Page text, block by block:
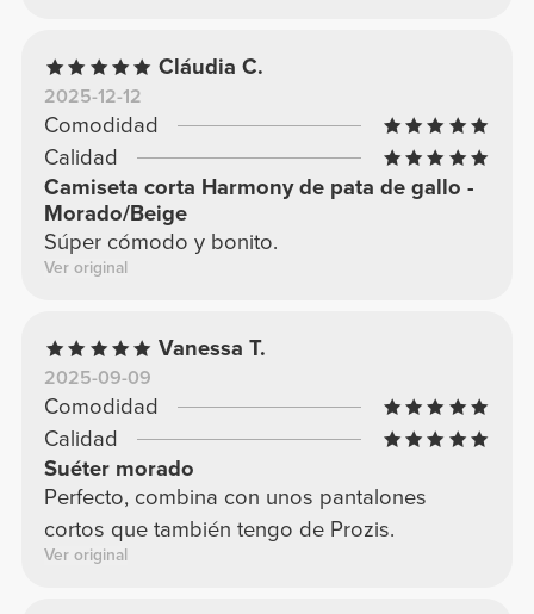
Cláudia C.
2025-12-12
Comodidad
Calidad
Camiseta corta Harmony de pata de gallo -
Morado/Beige
Súper cómodo y bonito.
Ver original
Vanessa T.
2025-09-09
Comodidad
Calidad
Suéter morado
Perfecto, combina con unos pantalones
cortos que también tengo de Prozis.
Ver original